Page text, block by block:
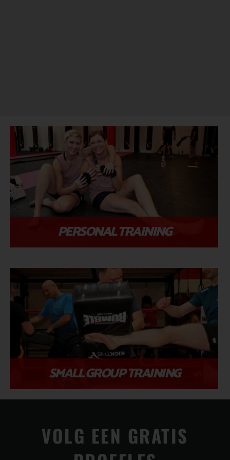
PERSONAL TRAINING​
SMALL GROUP TRAINING
VOLG EEN GRATIS